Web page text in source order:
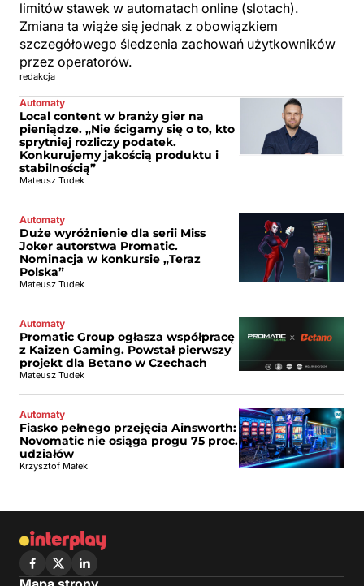
limitów stawek w automatach online (slotach).
Zmiana ta wiąże się jednak z obowiązkiem
szczegółowego śledzenia zachowań użytkowników
przez operatorów.
redakcja
Automaty
Local content w branży gier na
pieniądze. „Nie ścigamy się o to, kto
sprytniej rozliczy podatek.
Konkurujemy jakością produktu i
stabilnością”
Mateusz Tudek
Automaty
Duże wyróżnienie dla serii Miss
Joker autorstwa Promatic.
Nominacja w konkursie „Teraz
Polska”
Mateusz Tudek
Automaty
Promatic Group ogłasza współpracę
z Kaizen Gaming. Powstał pierwszy
projekt dla Betano w Czechach
Mateusz Tudek
Automaty
Fiasko pełnego przejęcia Ainsworth:
Novomatic nie osiąga progu 75 proc.
udziałów
Krzysztof Małek